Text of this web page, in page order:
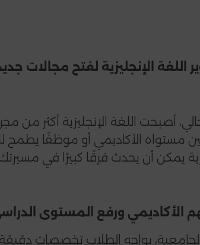
اللغة الإنجليزية لفتح مجالات
أصبحت اللغة الإنجليزية أكثر من
مستواه الأكاديمي أو موظفًا يطمح
يمكن أن يحدث فرقًا كبيرًا في
يواجه الطلاب تخصصات